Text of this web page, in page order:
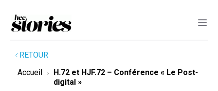
RETOUR
Accueil
H.72 et HJF.72 – Conférence « Le Post-
digital »